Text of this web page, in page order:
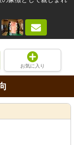
お気に入り